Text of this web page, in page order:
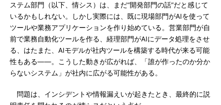
ステム部門（以下、情シス）は、まだ“開発部門の話”だと感じて
いるかもしれない。しかし実際には、既に現場部門がAIを使って
ツールや業務アプリケーションを作り始めている。営業部門が自
前で業務自動化ツールを作る、経理部門がAIにデータ処理をさせ
る、はたまた、AIモデルが社内ツールを構築する時代が来る可能
性もある――。こうした動きが広がれば、「誰が作ったのか分か
らないシステム」が社内に広がる可能性がある。
問題は、インシデントや情報漏えいが起きたとき、最終的に説